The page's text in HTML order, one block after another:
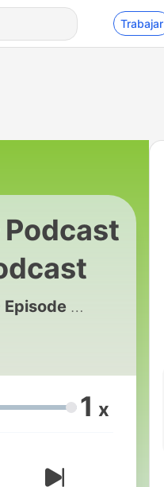
Trabajar
Podcast
16: The Allusionist
1 x